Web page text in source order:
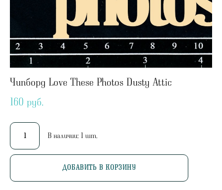
Чипборд Love These Photos Dusty Attic
160 pуб.
В наличии: 1шт.
ДОБАВИТЬ В КОРЗИНУ